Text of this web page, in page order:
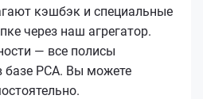
кэшбэк и специальные
через наш агрегатор.
— все полисы
базе РСА. Вы можете